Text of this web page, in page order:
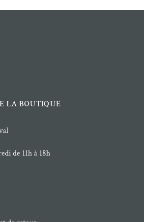
LA BOUTIQUE
de 11h à 18h